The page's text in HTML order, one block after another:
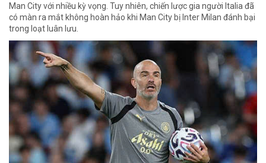
Man City với nhiều kỳ vọng. Tuy nhiên, chiến lược gia người Italia đã
có màn ra mắt không hoàn hảo khi Man City bị Inter Milan đánh bại
trong loạt luân lưu.